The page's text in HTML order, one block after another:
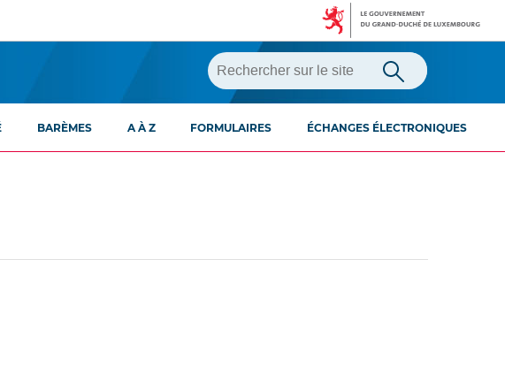
BARÈMES A À Z FORMULAIRES ÉCHANGES ÉLECTRONIQUES